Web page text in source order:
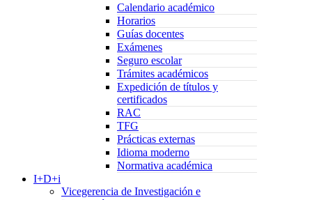
Calendario académico
Horarios
Guías docentes
Exámenes
Seguro escolar
Trámites académicos
Expedición de títulos y
certificados
RAC
TFG
Prácticas externas
Idioma moderno
Normativa académica
I+D+i
Vicegerencia de Investigación e